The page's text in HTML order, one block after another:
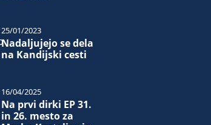
Nadaljujejo se dela
na Kandijski cesti
25/01/2023
Na prvi dirki EP 31.
in 26. mesto za
16/04/2025